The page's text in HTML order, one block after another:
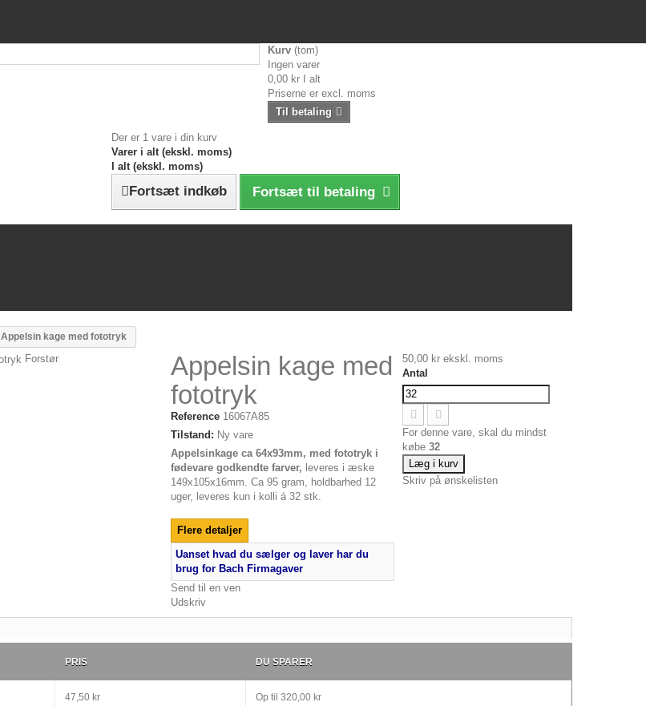
Kurv (tom)
Ingen varer
0,00 kr
I alt
Priserne er excl. moms
Til betaling
Der er 1 vare i din kurv
Varer i alt (ekskl. moms)
I alt (ekskl. moms)
Fortsæt indkøb Fortsæt til betaling
Appelsin kage med fototryk
Forstør
Appelsin kage med
fototryk
Reference 16067A85
Tilstand: Ny vare
Appelsinkage ca 64x93mm, med fototryk i
fødevare godkendte farver, leveres i æske
149x105x16mm. Ca 95 gram, holdbarhed 12
uger, leveres kun i kolli á 32 stk.
Flere detaljer
Uanset hvad du sælger og laver har du
brug for Bach Firmagaver
Send til en ven
Udskriv
50,00 kr ekskl. moms
Antal
For denne vare, skal du mindst
købe32
Læg i kurv
Skriv på ønskelisten
PRIS DU SPARER
47,50 kr Op til 320,00 kr